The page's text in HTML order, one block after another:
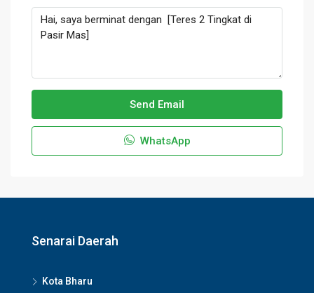
Send Email
WhatsApp
Senarai Daerah
Kota Bharu